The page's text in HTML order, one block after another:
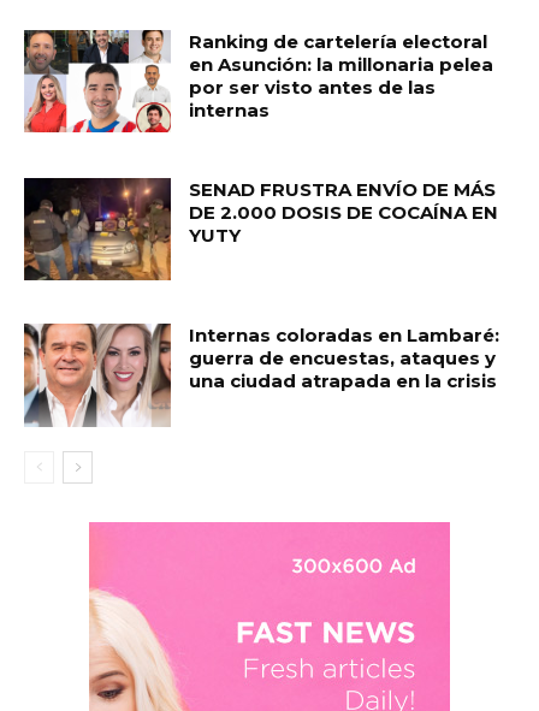
Ranking de cartelería electoral
en Asunción: la millonaria pelea
por ser visto antes de las
internas
SENAD FRUSTRA ENVÍO DE MÁS
DE 2.000 DOSIS DE COCAÍNA EN
YUTY
Internas coloradas en Lambaré:
guerra de encuestas, ataques y
una ciudad atrapada en la crisis